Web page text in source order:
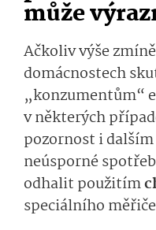
může
Ačkoliv výše
domácnostech
„konzumentům“
v některých
pozornost i
neúsporné
odhalit použitím
speciálního